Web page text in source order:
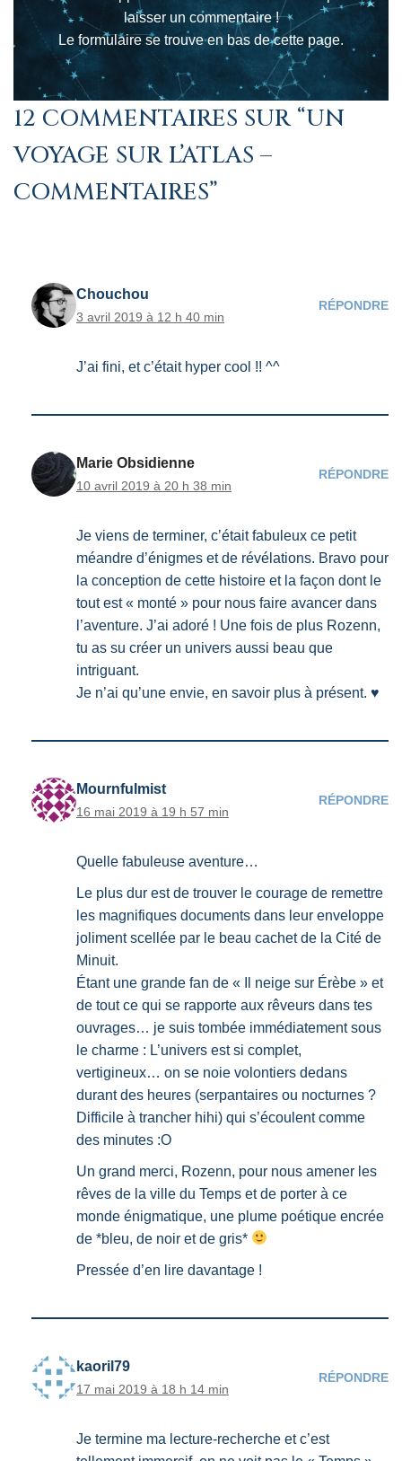
laisser un commentaire !
Le formulaire se trouve en bas de cette page.
12 COMMENTAIRES SUR “UN
VOYAGE SUR L’ATLAS –
COMMENTAIRES”
Chouchou
3 avril 2019 à 12 h 40 min
RÉPONDRE
J’ai fini, et c’était hyper cool !! ^^
Marie Obsidienne
10 avril 2019 à 20 h 38 min
RÉPONDRE
Je viens de terminer, c’était fabuleux ce petit
méandre d’énigmes et de révélations. Bravo pour
la conception de cette histoire et la façon dont le
tout est « monté » pour nous faire avancer dans
l’aventure. J’ai adoré ! Une fois de plus Rozenn,
tu as su créer un univers aussi beau que
intriguant.
Je n’ai qu’une envie, en savoir plus à présent. ♥
Mournfulmist
16 mai 2019 à 19 h 57 min
RÉPONDRE
Quelle fabuleuse aventure…
Le plus dur est de trouver le courage de remettre
les magnifiques documents dans leur enveloppe
joliment scellée par le beau cachet de la Cité de
Minuit.
Étant une grande fan de « Il neige sur Érèbe » et
de tout ce qui se rapporte aux rêveurs dans tes
ouvrages… je suis tombée immédiatement sous
le charme : L’univers est si complet,
vertigineux… on se noie volontiers dedans
durant des heures (serpantaires ou nocturnes ?
Difficile à trancher hihi) qui s’écoulent comme
des minutes :O
Un grand merci, Rozenn, pour nous amener les
rêves de la ville du Temps et de porter à ce
monde énigmatique, une plume poétique encrée
de *bleu, de noir et de gris*
Pressée d’en lire davantage !
kaoril79
17 mai 2019 à 18 h 14 min
RÉPONDRE
Je termine ma lecture-recherche et c’est